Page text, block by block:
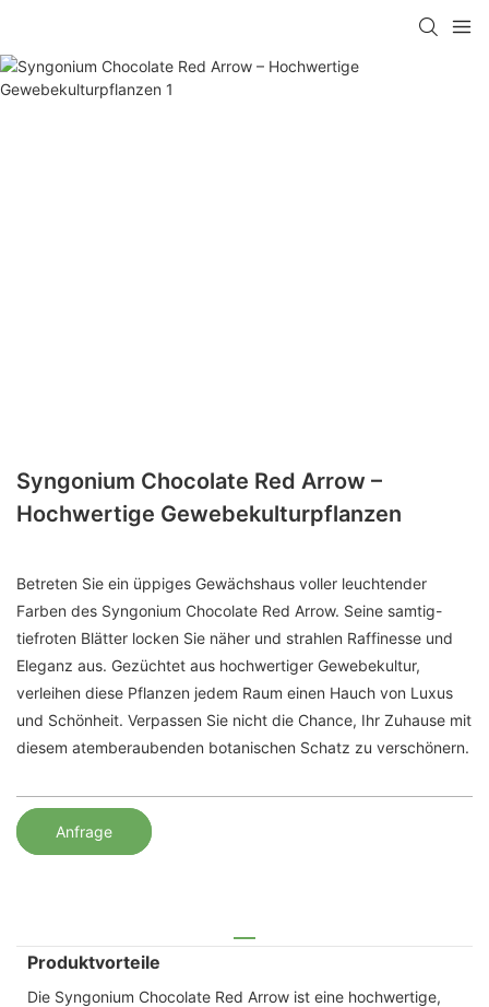
Syngonium Chocolate Red Arrow –
Hochwertige Gewebekulturpflanzen
Betreten Sie ein üppiges Gewächshaus voller leuchtender
Farben des Syngonium Chocolate Red Arrow. Seine samtig-
tiefroten Blätter locken Sie näher und strahlen Raffinesse und
Eleganz aus. Gezüchtet aus hochwertiger Gewebekultur,
verleihen diese Pflanzen jedem Raum einen Hauch von Luxus
und Schönheit. Verpassen Sie nicht die Chance, Ihr Zuhause mit
diesem atemberaubenden botanischen Schatz zu verschönern.
Anfrage
Produktvorteile
Die Syngonium Chocolate Red Arrow ist eine hochwertige,